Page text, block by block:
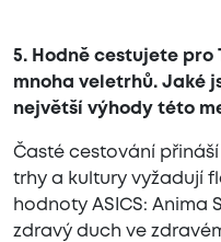
5. Hodně cestujete pro
mnoha veletrhů. Jaké
největší výhody této
Časté cestování
trhy a kultury vyžadují
hodnoty ASICS: Anima
zdravý duch ve